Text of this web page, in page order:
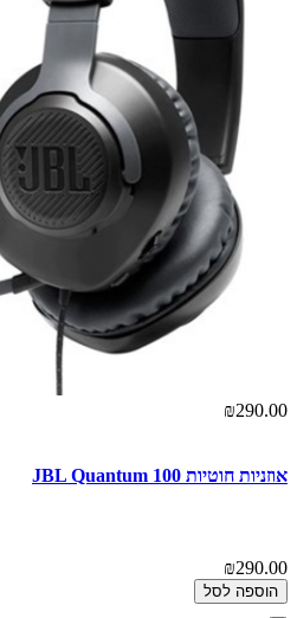
₪290.00
אוזניות ‏חוטיות JBL Quantum 100
₪290.00
הוספה לסל